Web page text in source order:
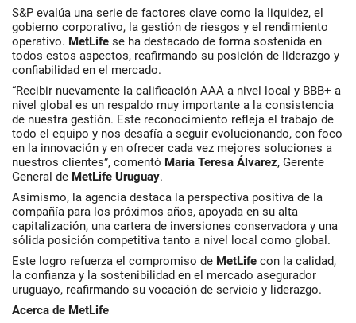
S&P evalúa una serie de factores clave como la liquidez, el
gobierno corporativo, la gestión de riesgos y el rendimiento
operativo. MetLife se ha destacado de forma sostenida en
todos estos aspectos, reafirmando su posición de liderazgo y
confiabilidad en el mercado.
“Recibir nuevamente la calificación AAA a nivel local y BBB+ a
nivel global es un respaldo muy importante a la consistencia
de nuestra gestión. Este reconocimiento refleja el trabajo de
todo el equipo y nos desafía a seguir evolucionando, con foco
en la innovación y en ofrecer cada vez mejores soluciones a
nuestros clientes”, comentó María Teresa Álvarez, Gerente
General de MetLife Uruguay.
Asimismo, la agencia destaca la perspectiva positiva de la
compañía para los próximos años, apoyada en su alta
capitalización, una cartera de inversiones conservadora y una
sólida posición competitiva tanto a nivel local como global.
Este logro refuerza el compromiso de MetLife con la calidad,
la confianza y la sostenibilidad en el mercado asegurador
uruguayo, reafirmando su vocación de servicio y liderazgo.
Acerca de MetLife